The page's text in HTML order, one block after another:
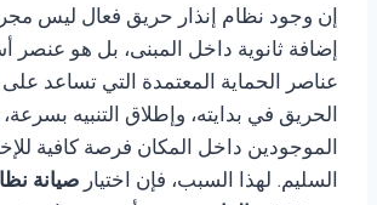
إن وجود نظام إنذار حريق فعال ليس
إضافة ثانوية داخل المبنى، بل هو
عناصر الحماية المعتمدة التي تساعد
الحريق في بدايته، وإطلاق التنبيه
الموجودين داخل المكان فرصة كافية
السليم. لهذا السبب، فإن اختيار صيانة